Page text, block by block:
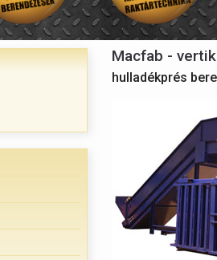
Macfab -
hulladékprés